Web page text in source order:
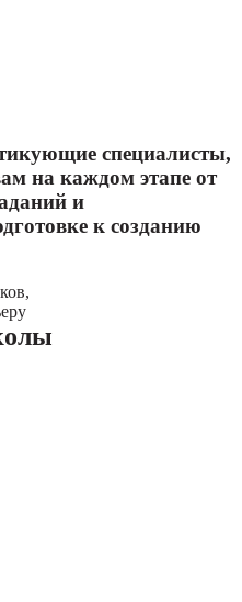
специалисты,
на каждом этапе от
и
к созданию